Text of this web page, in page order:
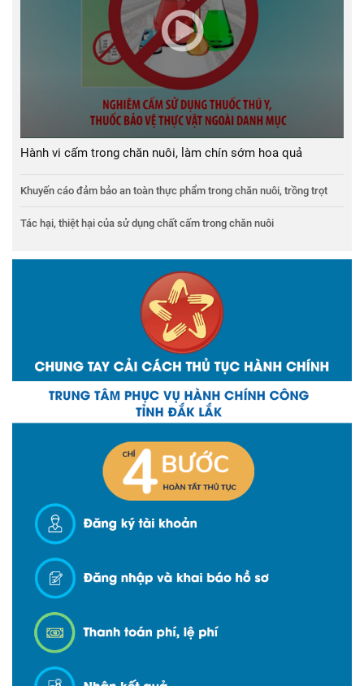
Hành vi cấm trong chăn nuôi, làm chín sớm hoa quả
Khuyến cáo đảm bảo an toàn thực phẩm trong chăn nuôi, trồng trọt
Tác hại, thiệt hại của sử dụng chất cấm trong chăn nuôi